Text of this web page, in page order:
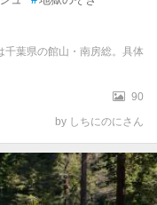
葉県の館山・南房総。具体
90
by しちにのにさん